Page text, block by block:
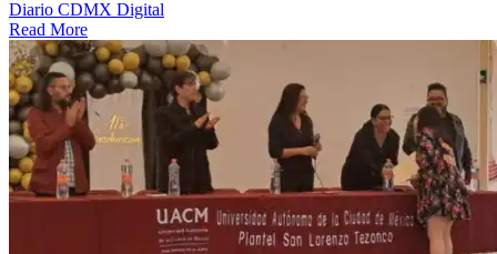
Diario CDMX Digital
Read More